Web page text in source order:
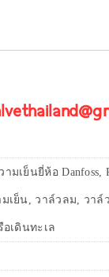
ย็นยี่ห้อ Danfoss,
ย็น, วาล์วลม, วาล์
เดินทะเล